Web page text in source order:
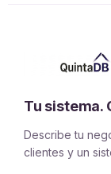
Tu sistema.
Describe tu
clientes y un